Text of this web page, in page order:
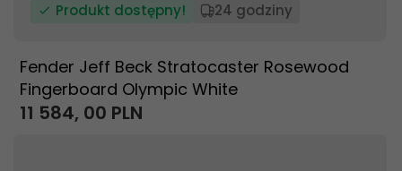
Produkt dostępny! 24 godziny
Fender Jeff Beck Stratocaster Rosewood
Fingerboard Olympic White
11 584, 00 PLN